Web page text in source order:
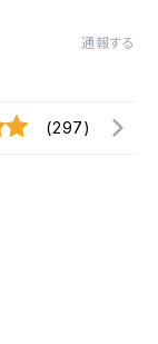
通報する
(297)